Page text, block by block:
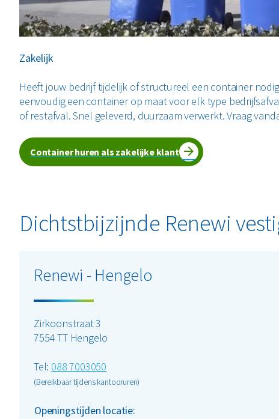
Zakelijk
Heeft jouw bedrijf tijdelijk of structureel een container
eenvoudig een container op maat voor elk type
of restafval. Snel geleverd, duurzaam verwerkt. Vraag
Container huren als zakelijke klant
Dichtstbijzijnde Renewi
Renewi - Hengelo
Zirkoonstraat 3
7554 TT Hengelo
Tel: 088 7003050
(Bereikbaar tijdens kantooruren)
Openingstijden locatie: